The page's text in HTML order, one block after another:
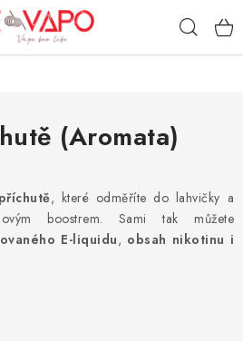
(Aromata)
, které odměříte do lahvičky a
boostrem. Sami tak můžete
E-liquidu, obsah nikotinu i